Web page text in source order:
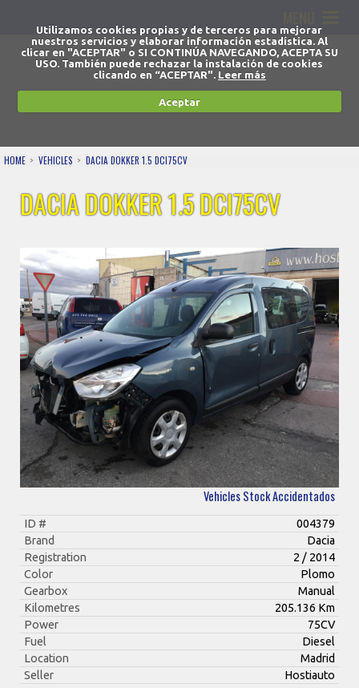
Utilizamos cookies propias y de terceros para mejorar
nuestros servicios y elaborar información estadística. Al
clicar en "ACEPTAR" o SI CONTINÚA NAVEGANDO, ACEPTA SU
USO. También puede rechazar la instalación de cookies
clicando en “ACEPTAR". Leer más
Aceptar
HOME VEHICLES DACIA DOKKER 1.5 DCI75CV
DACIA DOKKER 1.5 DCI75CV
Vehicles Stock Accidentados
ID #
004379
Brand
Dacia
Registration
2 / 2014
Color
Plomo
Gearbox
Manual
Kilometres
205.136 Km
Power
75CV
Fuel
Diesel
Location
Madrid
Seller
Hostiauto